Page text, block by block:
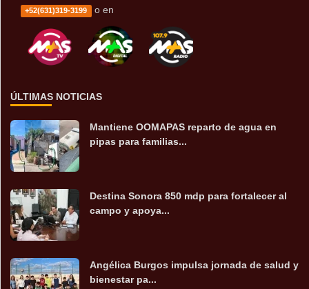
+52(631)319-3199 o en
ÚLTIMAS NOTICIAS
Mantiene OOMAPAS reparto de agua en
pipas para familias...
Destina Sonora 850 mdp para fortalecer al
campo y apoya...
Angélica Burgos impulsa jornada de salud y
bienestar pa...